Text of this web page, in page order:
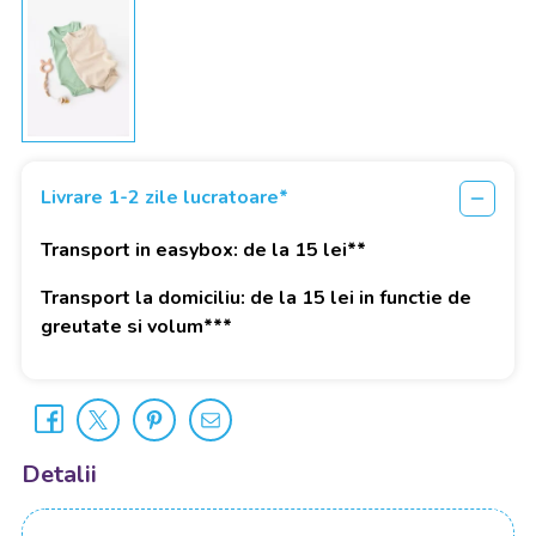
Livrare 1-2 zile lucratoare*
Transport in easybox: de la 15 lei**
Transport la domiciliu: de la 15 lei in functie de
greutate si volum***
Detalii